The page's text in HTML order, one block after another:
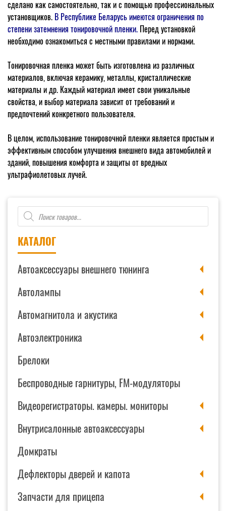
Поиск
товаров
КАТАЛОГ
Автоаксессуары внешнего тюнинга
Автолампы
Автомагнитола и акустика
Автоэлектроника
Брелоки
Беспроводные гарнитуры, FM-модуляторы
Видеорегистраторы. камеры. мониторы
Внутрисалонные автоаксессуары
Домкраты
Дефлекторы дверей и капота
Запчасти для прицепа
сделано как самостоятельно, так и с помощью профессиональных
установщиков. В Республике Беларусь имеются ограничения по
степени затемнения тонировочной пленки. Перед установкой
необходимо ознакомиться с местными правилами и нормами.
Тонировочная пленка может быть изготовлена из различных
материалов, включая керамику, металлы, кристаллические
материалы и др. Каждый материал имеет свои уникальные
свойства, и выбор материала зависит от требований и
предпочтений конкретного пользователя.
В целом, использование тонировочной пленки является простым и
эффективным способом улучшения внешнего вида автомобилей и
зданий, повышения комфорта и защиты от вредных
ультрафиолетовых лучей.